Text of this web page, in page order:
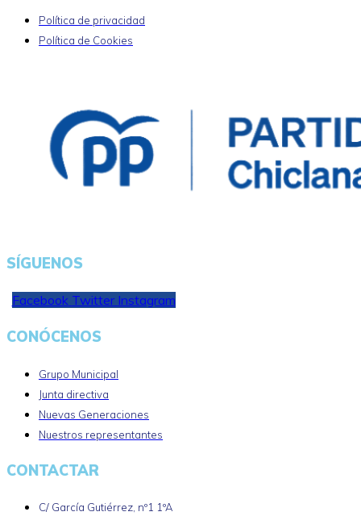
Política de privacidad
Política de Cookies
SÍGUENOS
Facebook Twitter Instagram
CONÓCENOS
Grupo Municipal
Junta directiva
Nuevas Generaciones
Nuestros representantes
CONTACTAR
C/ García Gutiérrez, nº1 1ºA